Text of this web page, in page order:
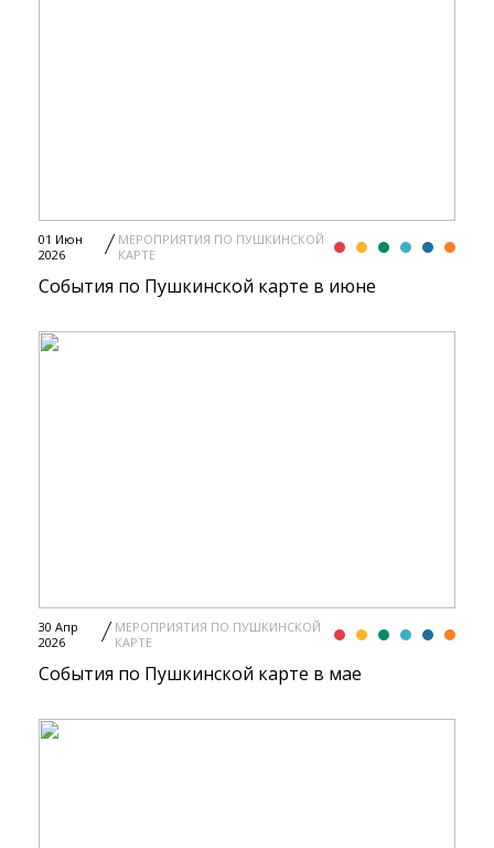
01 Июн
2026
МЕРОПРИЯТИЯ ПО ПУШКИНСКОЙ
КАРТЕ
События по Пушкинской карте в июне
30 Апр
2026
МЕРОПРИЯТИЯ ПО ПУШКИНСКОЙ
КАРТЕ
События по Пушкинской карте в мае